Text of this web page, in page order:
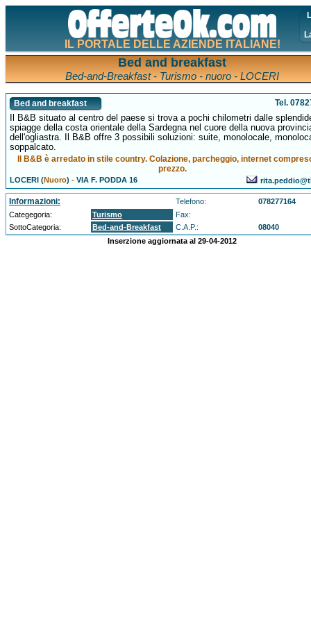
IL PORTALE DELLE AZIENDE ITALIANE!
Bed and breakfast
Bed-and-Breakfast - Turismo - nuoro - LOCERI
Bed and breakfast Tel.
Il B&B situato al centro del paese si trova a pochi chilometri dalle
spiagge della costa orientale della Sardegna nel cuore della nuova
dell'ogliastra. Il B&B offre 3 possibili soluzioni: suite, monolocale,
soppalcato.
Il B&B è arredato in stile country. Colazione, parcheggio, internet
prezzo.
LOCERI (Nuoro) -VIA F. PODDA 16
Informazioni: Telefono:
078277164
Categegoria:
Turismo
Fax:
SottoCategoria:
Bed-and-Breakfast C.A.P.:
08040
Inserzione aggiornata al 29-04-2012